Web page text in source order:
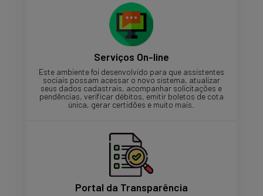
Serviços On-line
Este ambiente foi desenvolvido para que assistentes
sociais possam acessar o novo sistema, atualizar
seus dados cadastrais, acompanhar solicitações e
pendências, verificar débitos, emitir boletos de cota
única, gerar certidões e muito mais.
Portal da Transparência